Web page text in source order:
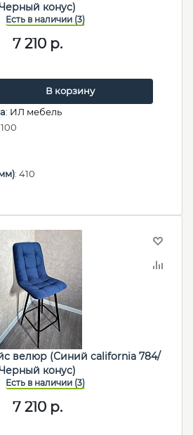
конус)
7 210р.
В корзину
: ИЛ мебель
: 410
велюр (Синий california 784/
конус)
7 210р.